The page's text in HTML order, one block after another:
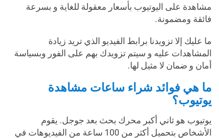
مشاهدة على اليوتيوب بأسعار معقولة للغاية و بسرعة
فائقة ومضمونة.
ما عليك إلا تزويدنا برابط الفيديو الذي تريد زيادة
المشاهدات عليه و سيتم تزويدك بهم على الفور وبسياسة
أمان و ضمان لا مثيل لها.
ما هي فوائد شراء ساعات مشاهدة
يوتيوب؟
يوتيوب هو ثاني أكبر محرك بحث بعد جوجل. يقوم
الأشخاص بتحميل أكثر من 100 ساعة من الفيديوهات في